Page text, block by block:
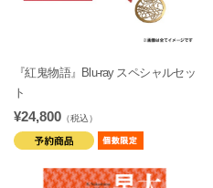
『紅鬼物語』Blu-ray スペシャルセッ
ト
¥24,800 （税込）